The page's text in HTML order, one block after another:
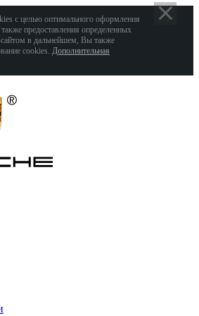
с целью оптимального оформления
предоставления определенных
в дальнейшем, Вы также
cookies. Дополнительная